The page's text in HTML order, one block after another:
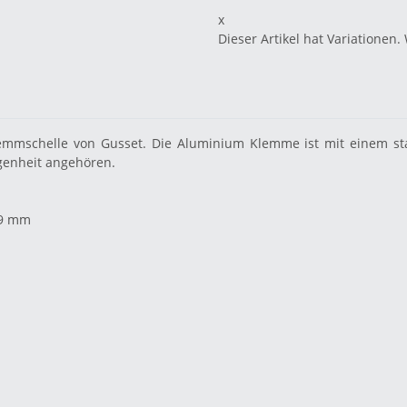
x
Dieser Artikel hat
von Gusset. Die Aluminium Klemme ist mit einem
angehören.
mm